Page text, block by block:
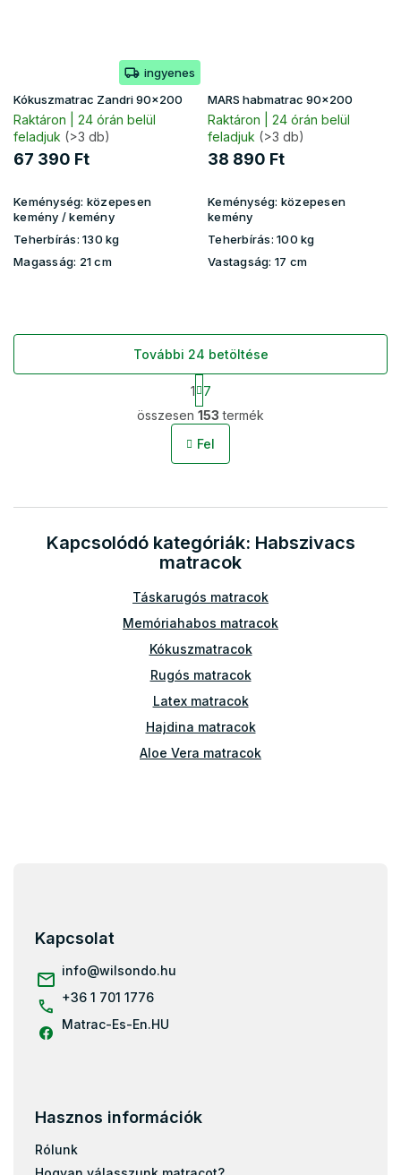
ingyenes
Kókuszmatrac Zandri 90x200
Raktáron | 24 órán belül
feladjuk (>3 db)
67 390 Ft
Keménység: közepesen
kemény / kemény
Teherbírás: 130 kg
Magasság: 21 cm
MARS habmatrac 90x200
Raktáron | 24 órán belül
feladjuk (>3 db)
38 890 Ft
Keménység: közepesen
kemény
Teherbírás: 100 kg
Vastagság: 17 cm
L
i
s
r
n
y
t
s
e
l
e
m
e
i
További 24 betöltése
L
a
p
o
z
1
7
összesen 153 termék
Fel
Kapcsolódó kategóriák: Habszivacs
matracok
Táskarugós matracok
Memóriahabos matracok
Kókuszmatracok
Rugós matracok
Latex matracok
Hajdina matracok
Aloe Vera matracok
Kapcsolat
info@wilsondo.hu
+36 1 701 1776
Matrac-Es-En.HU
Hasznos információk
Rólunk